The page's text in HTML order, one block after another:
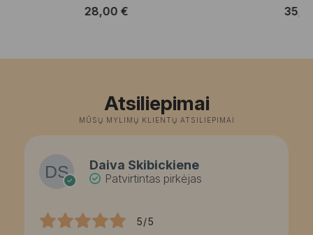
28,00€
Atsiliepimai
MŪSŲ MYLIMŲ KLIENTŲ ATSILIEPIMAI
Daiva Skibickiene
Patvirtintas pirkėjas
5/5